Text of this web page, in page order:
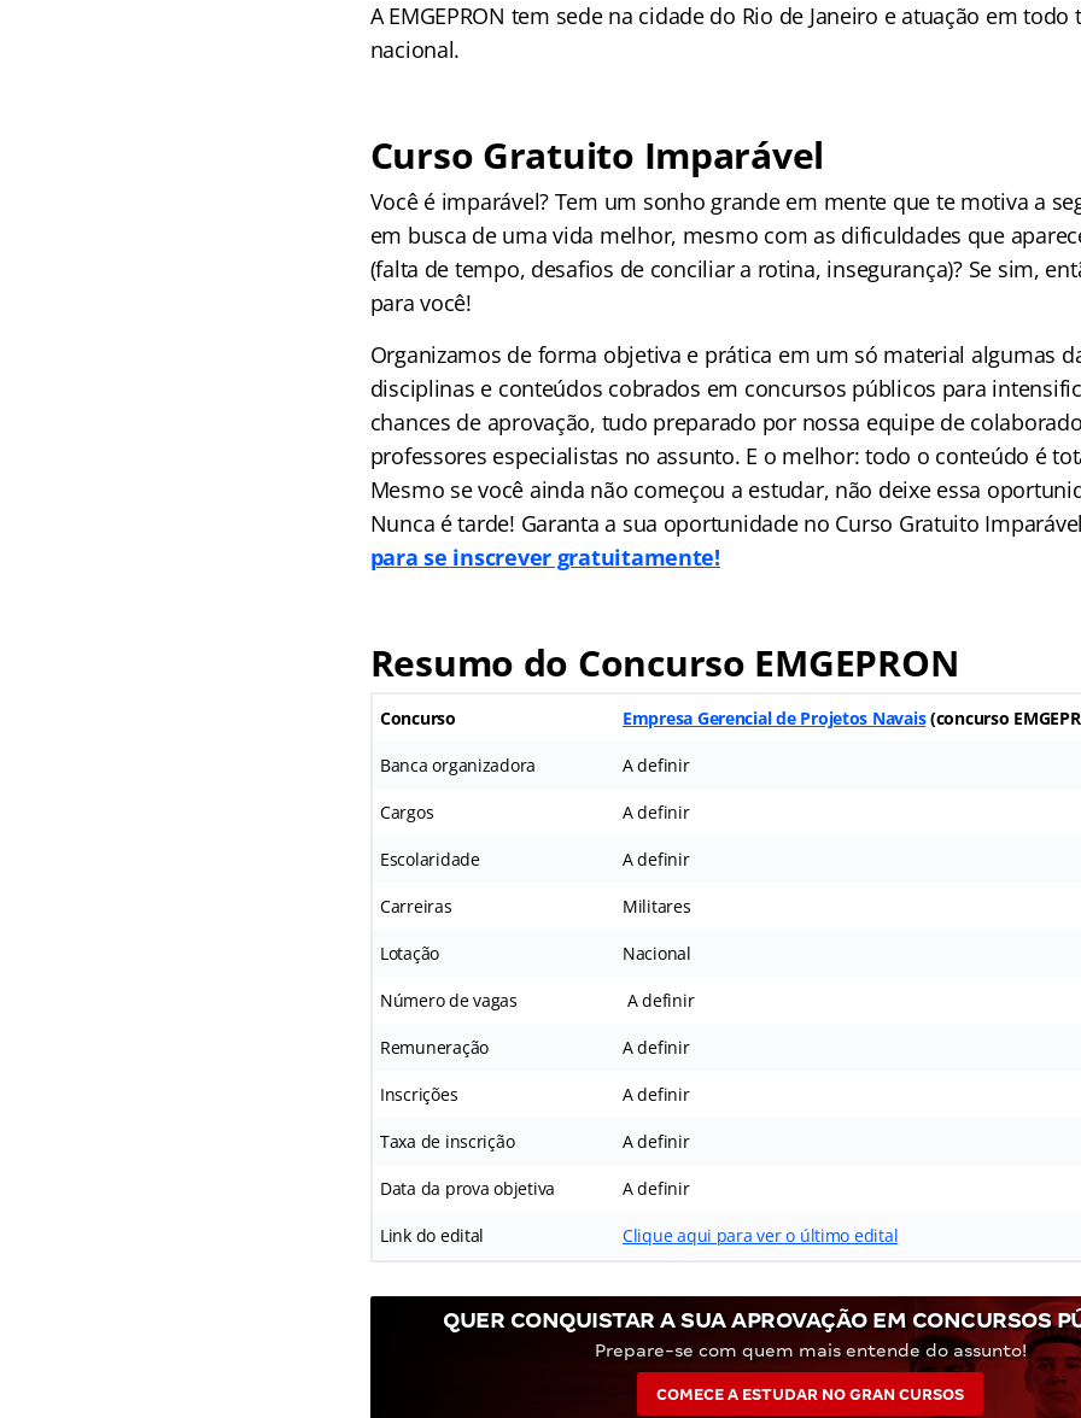
A EMGEPRON tem sede na cidade do Rio de Janeiro e atuação em
nacional.
Curso Gratuito Imparável
Você é imparável? Tem um sonho grande em mente que te motiva a
em busca de uma vida melhor, mesmo com as dificuldades que
(falta de tempo, desafios de conciliar a rotina, insegurança)? Se sim,
para você!
Organizamos de forma objetiva e prática em um só material algumas
disciplinas e conteúdos cobrados em concursos públicos para
chances de aprovação, tudo preparado por nossa equipe de
professores especialistas no assunto. E o melhor: todo o conteúdo é
Mesmo se você ainda não começou a estudar, não deixe essa
Nunca é tarde! Garanta a sua oportunidade no Curso Gratuito
para se inscrever gratuitamente!
Resumo do Concurso EMGEPRON
Concurso Empresa Gerencial de Projetos Navais(concurso
Banca organizadora A definir
Cargos A definir
Escolaridade A definir
Carreiras Militares
Lotação Nacional
Número de vagas A definir
Remuneração A definir
Inscrições A definir
Taxa de inscrição A definir
Data da prova objetiva A definir
Link do edital Clique aqui para ver o último edital
QUER CONQUISTAR A SUA APROVAÇÃO EM CONCURSOS
Prepare-se com quem mais entende do assunto!
COMECE A ESTUDAR NO GRAN CURSOS